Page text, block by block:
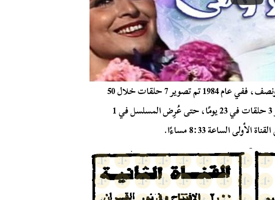
تم تصوير حلقات مسلسل هو وهي سنة ونصف، ففي عام 1984 تم تصوير 7 حلقات خلال 50
يومًا، ومن يناير حتى مايو 1985 تم تصوير 3 حلقات في 23 يومًا، حتى عُرِض المسلسل في 1